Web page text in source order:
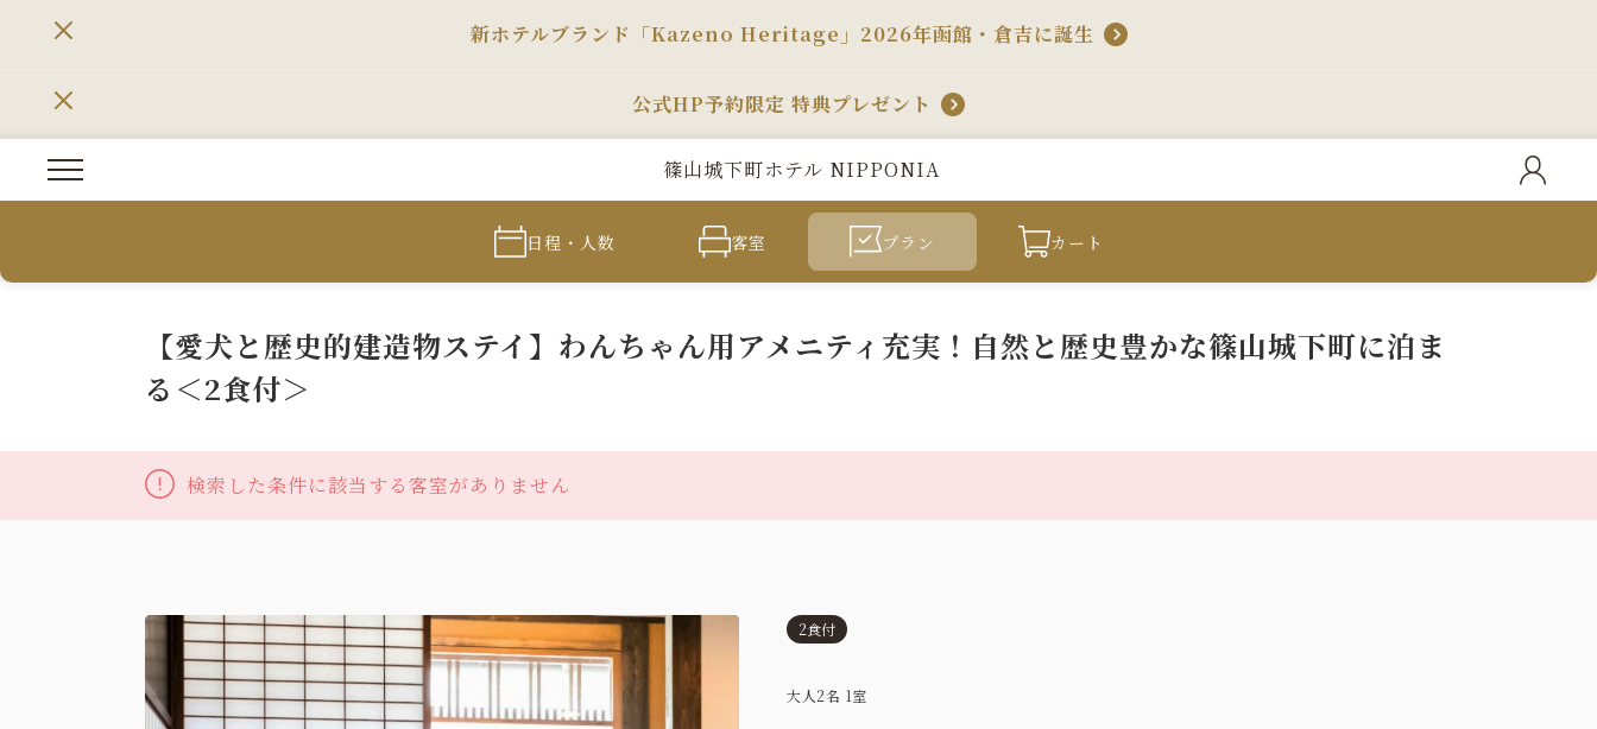
新ホテルブランド「Kazeno Heritage」2026年函館・倉吉に誕生
公式HP予約限定 特典プレゼント
篠山城下町ホテル NIPPONIA
日程・人数 客室 プラン カート
【愛犬と歴史的建造物ステイ】わんちゃん用アメニティ充実！自然と歴史豊かな篠山城下町に泊ま
る＜2食付＞
検索した条件に該当する客室がありません
2食付
大人2名 1室